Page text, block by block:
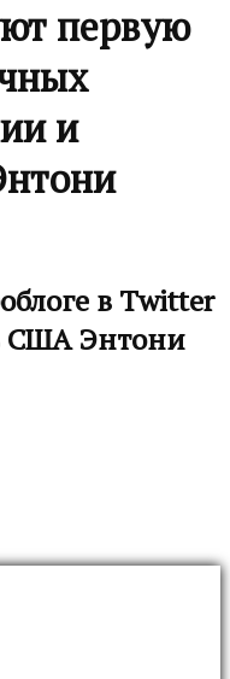
первую
и
в Twitter
США Энтони